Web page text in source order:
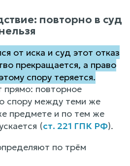
повторно в суд
от иска и суд этот отказ
прекращается, а право
спору теряется.
прямо: повторное
спору между теми же
предмете и по тем же
(ст. 221 ГПК РФ).
по трём